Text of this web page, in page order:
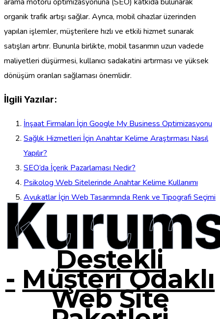
organik trafik artışı sağlar. Ayrıca, mobil cihazlar üzerinden
yapılan işlemler, müşterilere hızlı ve etkili hizmet sunarak
satışları artırır. Bununla birlikte, mobil tasarımın uzun vadede
maliyetleri düşürmesi, kullanıcı sadakatini artırması ve yüksek
dönüşüm oranları sağlaması önemlidir.
İlgili Yazılar:
İnşaat Firmaları İçin Google My Business Optimizasyonu
Sağlık Hizmetleri İçin Anahtar Kelime Araştırması Nasıl
Yapılır?
SEO’da İçerik Pazarlaması Nedir?
Psikolog Web Sitelerinde Anahtar Kelime Kullanımı
Avukatlar İçin Web Tasarımında Renk ve Tipografi Seçimi
Destekli
- Müşteri Odaklı
Web Site